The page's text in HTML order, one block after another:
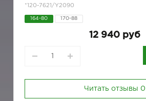
*120-7621/Y2090
164-80 170-88
12 940 руб
Читать отзывы 0